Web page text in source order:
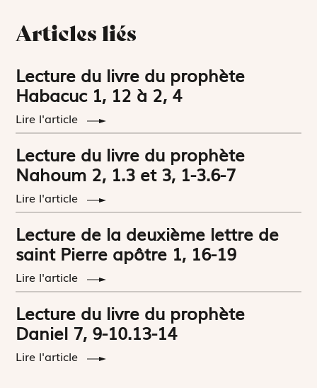
Articles liés
Lecture du livre du prophète
Habacuc 1, 12 à 2, 4
Lire l'article
Lecture du livre du prophète
Nahoum 2, 1.3 et 3, 1-3.6-7
Lire l'article
Lecture de la deuxième lettre de
saint Pierre apôtre 1, 16-19
Lire l'article
Lecture du livre du prophète
Daniel 7, 9-10.13-14
Lire l'article